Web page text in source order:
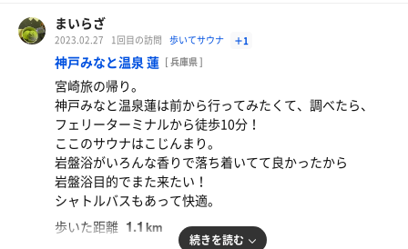
まいらざ
2023.02.27 1回目の訪問 歩いてサウナ ＋1
神戸みなと温泉 蓮 [ 兵庫県 ]
宮崎旅の帰り。
神戸みなと温泉蓮は前から行ってみたくて、調べたら、
フェリーターミナルから徒歩10分！
ここのサウナはこじんまり。
岩盤浴がいろんな香りで落ち着いてて良かったから
岩盤浴目的でまた来たい！
シャトルバスもあって快適。
歩いた距離 1.1 km
続きを読む